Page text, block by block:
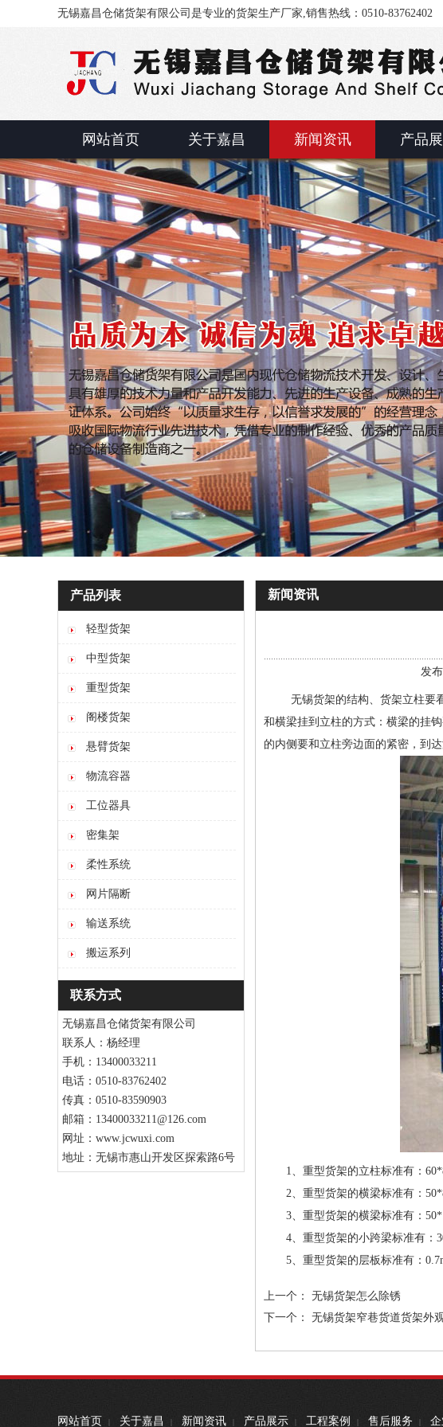
无锡嘉昌仓储货架有限公司是专业的货架生产厂家,销售热线：0510-83762402
网站首页 关于嘉昌 新闻资讯 产品
产品列表
轻型货架
中型货架
重型货架
阁楼货架
悬臂货架
物流容器
工位器具
密集架
柔性系统
网片隔断
输送系统
搬运系列
联系方式
无锡嘉昌仓储货架有限公司
联系人：杨经理
手机：13400033211
电话：0510-83762402
传真：0510-83590903
邮箱：13400033211@126.com
网址：www.jcwuxi.com
地址：无锡市惠山开发区探索路6号
新闻资讯
发
无锡货架的结构、货架立柱要
和横梁挂到立柱的方式：横梁的挂
的内侧要和立柱旁边面的紧密，到
1、重型货架的立柱标准有：
2、重型货架的横梁标准有：
3、重型货架的横梁标准有：
4、重型货架的小跨梁标准有：
5、重型货架的层板标准有：
上一个： 无锡货架怎么除锈
下一个： 无锡货架窄巷货道货架外
网站首页 | 关于嘉昌 | 新闻资讯 | 产品展示 | 工程案例 | 售后服务 |